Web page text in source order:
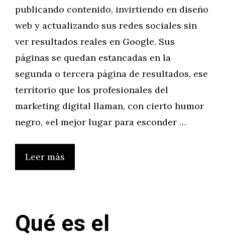
publicando contenido, invirtiendo en diseño
web y actualizando sus redes sociales sin
ver resultados reales en Google. Sus
páginas se quedan estancadas en la
segunda o tercera página de resultados, ese
territorio que los profesionales del
marketing digital llaman, con cierto humor
negro, «el mejor lugar para esconder …
Leer más
Qué es el